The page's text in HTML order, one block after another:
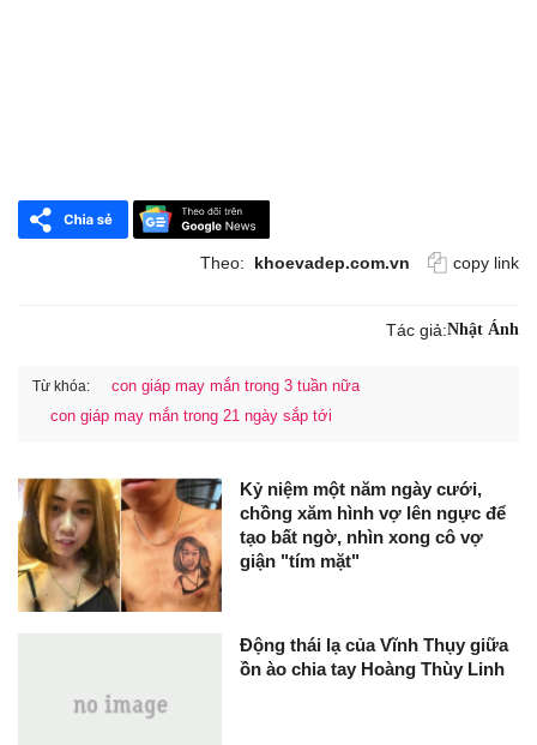
Theo: khoevadep.com.vn copy link
Tác giả:Nhật Ánh
Từ khóa:
con giáp may mắn trong 3 tuần nữa
con giáp may mắn trong 21 ngày sắp tới
Kỷ niệm một năm ngày cưới,
chồng xăm hình vợ lên ngực để
tạo bất ngờ, nhìn xong cô vợ
giận "tím mặt"
Động thái lạ của Vĩnh Thụy giữa
ồn ào chia tay Hoàng Thùy Linh